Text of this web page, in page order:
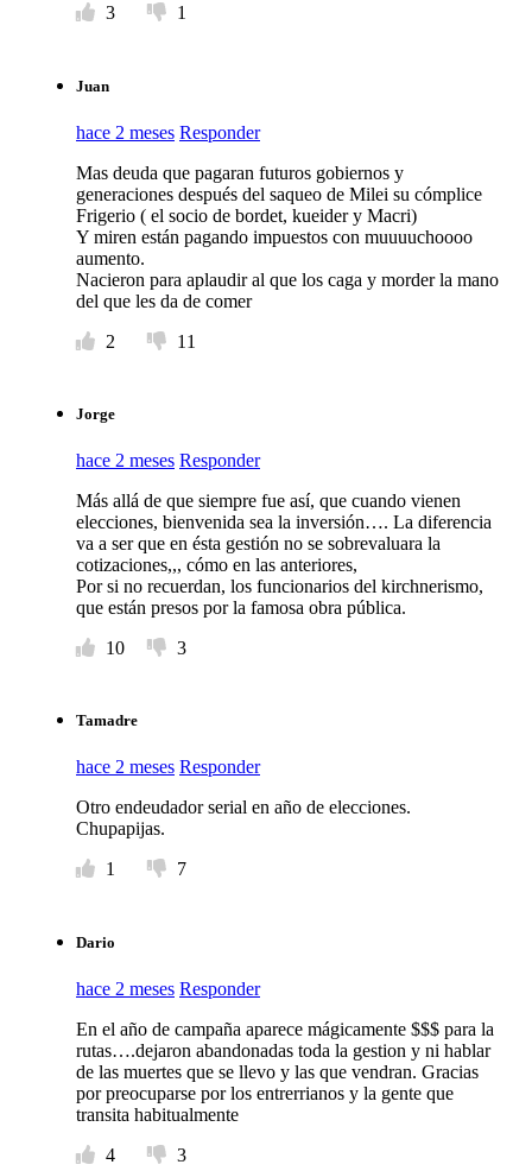
3
1
Juan
hace 2 meses Responder
Mas deuda que pagaran futuros gobiernos y
generaciones después del saqueo de Milei su cómplice
Frigerio ( el socio de bordet, kueider y Macri)
Y miren están pagando impuestos con muuuuchoooo
aumento.
Nacieron para aplaudir al que los caga y morder la mano
del que les da de comer
2
11
Jorge
hace 2 meses Responder
Más allá de que siempre fue así, que cuando vienen
elecciones, bienvenida sea la inversión…. La diferencia
va a ser que en ésta gestión no se sobrevaluara la
cotizaciones,,, cómo en las anteriores,
Por si no recuerdan, los funcionarios del kirchnerismo,
que están presos por la famosa obra pública.
10
3
Tamadre
hace 2 meses Responder
Otro endeudador serial en año de elecciones.
Chupapijas.
1
7
Dario
hace 2 meses Responder
En el año de campaña aparece mágicamente $$$ para la
rutas….dejaron abandonadas toda la gestion y ni hablar
de las muertes que se llevo y las que vendran. Gracias
por preocuparse por los entrerrianos y la gente que
transita habitualmente
4
3